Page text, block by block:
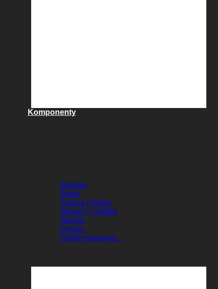
Komponenty
Blatníky
Brzdy
Kolesá / Ráfiky
Mazivá / Lepidlá
Nosiče
Pedále
Ďalšie kategórie...